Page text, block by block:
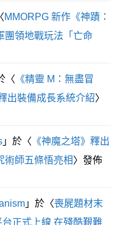
MMORPG 新作《神蹟：
團領地戰玩法「亡命
〈 《精靈 M：無盡冒
出裝備成長系統介紹〉
」於〈 《神魔之塔》釋出
術師五條悟亮相〉發佈
」於〈喪屍題材末
正式上線 在殘酷艱難